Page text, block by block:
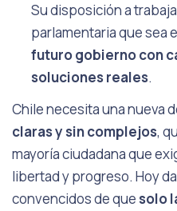
Su disposición a
parlamentaria que sea
futuro gobierno con
soluciones reales.
Chile necesita una nueva
claras y sin complejos,
mayoría ciudadana que
libertad y progreso. Hoy
convencidos de que solo